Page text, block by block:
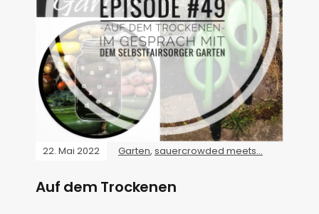
22. Mai 2022 Garten, sauercrowded meets...
Auf dem Trockenen